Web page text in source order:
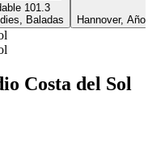
101.3
Baladas
Hannover,
Costa del Sol